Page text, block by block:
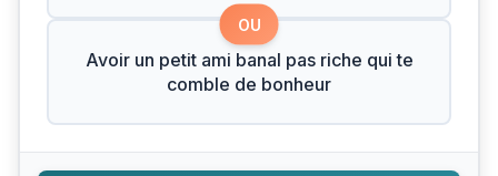
OU
Avoir un petit ami banal pas riche qui te
comble de bonheur